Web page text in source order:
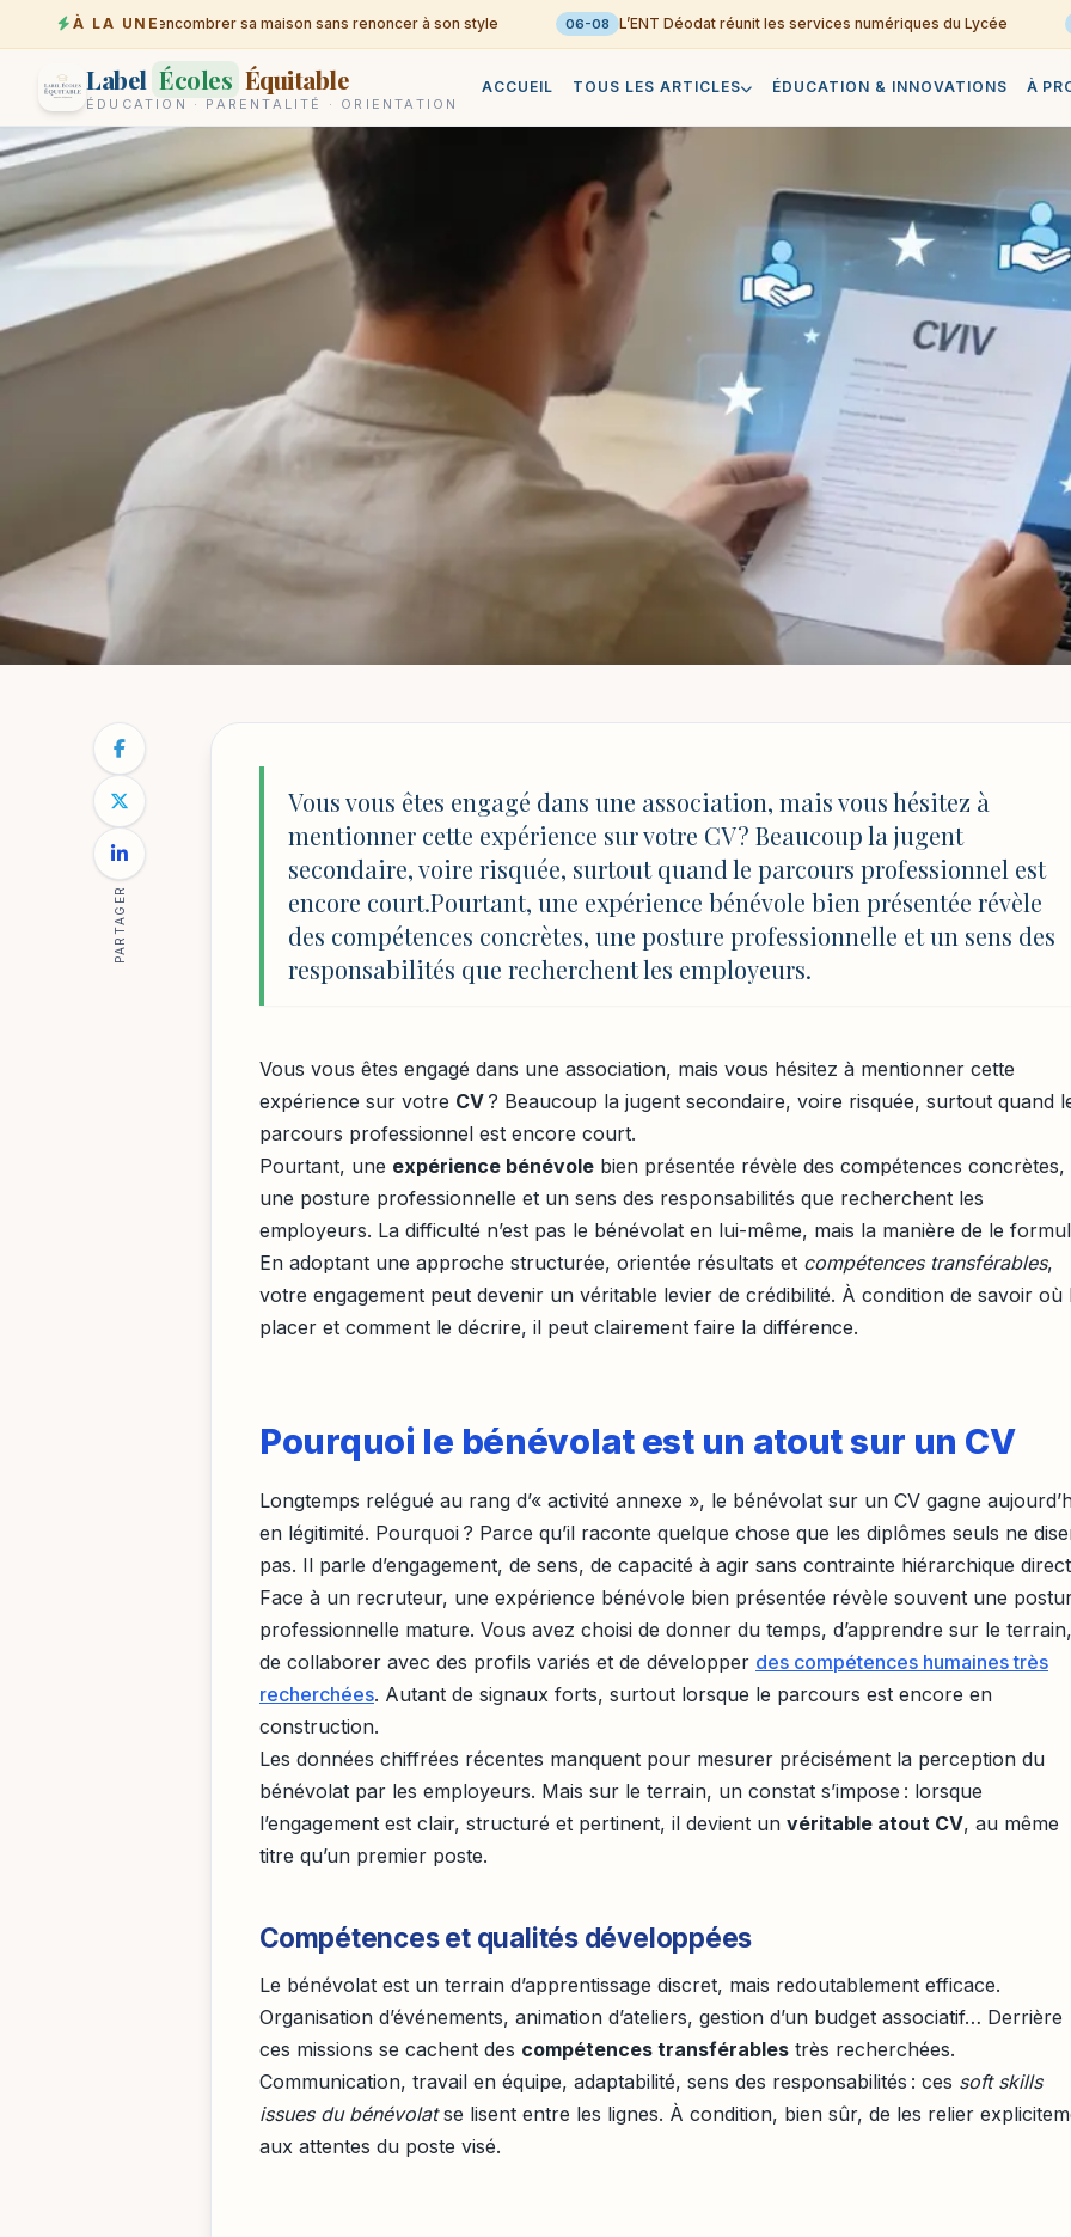
À LA UNE
06-08 Désencombrer sa maison sans renoncer à son style 06-08 L’ENT Déodat réunit les services numériques du Lycée
Label Écoles Équitable
ÉDUCATION · PARENTALITÉ · ORIENTATION
ACCUEIL TOUS LES ARTICLES ÉDUCATION & INNOVATIONS À
NOTRE BLOG
Bénévolat sur un CV : comment le
valeur efficacement
17 janvier 2026 7 min de lecture MAJ 4 août 2026 à 17:03
PARTAGER
Vous vous êtes engagé dans une association, mais vous hésitez à
mentionner cette expérience sur votre CV ? Beaucoup la jugent
secondaire, voire risquée, surtout quand le parcours professionnel est
encore court.Pourtant, une expérience bénévole bien présentée révèle
des compétences concrètes, une posture professionnelle et un sens des
responsabilités que recherchent les employeurs.
Vous vous êtes engagé dans une association, mais vous hésitez à mentionner cette
expérience sur votre CV ? Beaucoup la jugent secondaire, voire risquée, surtout quand
parcours professionnel est encore court.
Pourtant, une expérience bénévole bien présentée révèle des compétences concrètes,
une posture professionnelle et un sens des responsabilités que recherchent les
employeurs. La difficulté n’est pas le bénévolat en lui-même, mais la manière de le
En adoptant une approche structurée, orientée résultats et compétences transférables,
votre engagement peut devenir un véritable levier de crédibilité. À condition de savoir où
placer et comment le décrire, il peut clairement faire la différence.
Pourquoi le bénévolat est un atout sur un CV
Longtemps relégué au rang d’« activité annexe », le bénévolat sur un CV gagne
en légitimité. Pourquoi ? Parce qu’il raconte quelque chose que les diplômes seuls ne
pas. Il parle d’engagement, de sens, de capacité à agir sans contrainte hiérarchique
Face à un recruteur, une expérience bénévole bien présentée révèle souvent une
professionnelle mature. Vous avez choisi de donner du temps, d’apprendre sur le terrain,
de collaborer avec des profils variés et de développer des compétences humaines très
recherchées. Autant de signaux forts, surtout lorsque le parcours est encore en
construction.
Les données chiffrées récentes manquent pour mesurer précisément la perception du
bénévolat par les employeurs. Mais sur le terrain, un constat s’impose : lorsque
l’engagement est clair, structuré et pertinent, il devient un véritable atout CV, au même
titre qu’un premier poste.
Compétences et qualités développées
Le bénévolat est un terrain d’apprentissage discret, mais redoutablement efficace.
Organisation d’événements, animation d’ateliers, gestion d’un budget associatif… Derrière
ces missions se cachent des compétences transférables très recherchées.
Communication, travail en équipe, adaptabilité, sens des responsabilités : ces soft skills
issues du bénévolatse lisent entre les lignes. À condition, bien sûr, de les relier
aux attentes du poste visé.